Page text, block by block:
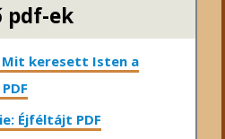
ek
Mit keresett Isten a
Éjféltájt PDF